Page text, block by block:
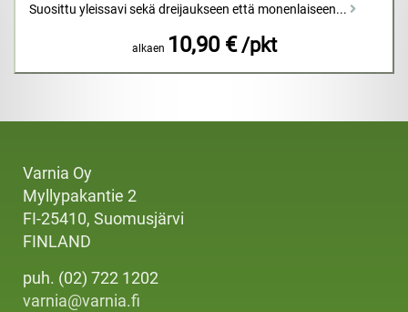
Suosittu yleissavi sekä dreijaukseen että monenlaiseen...
alkaen 10,90 € /pkt
Varnia Oy
Myllypakantie 2
FI-25410, Suomusjärvi
FINLAND
puh. (02) 722 1202
varnia@varnia.fi